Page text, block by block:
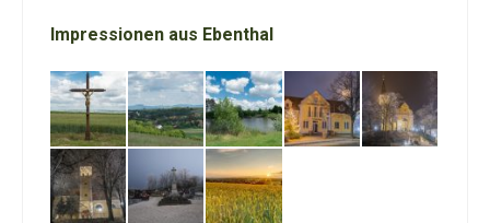
Impressionen aus Ebenthal